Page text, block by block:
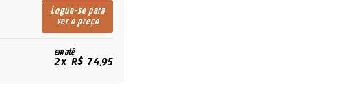
Logue-se para
ver o preço
em até
2x R$ 74,95